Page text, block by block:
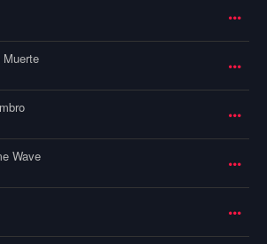
Muerte
Wave